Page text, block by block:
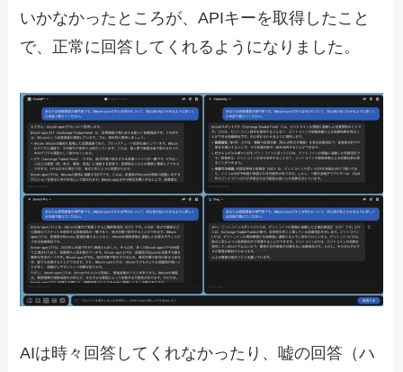
いかなかったところが、APIキーを取得したこと
で、正常に回答してくれるようになりました。
AIは時々回答してくれなかったり、嘘の回答（ハ